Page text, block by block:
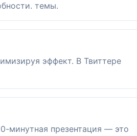
темы.
эффект. В Твиттере
минутная презентация — это